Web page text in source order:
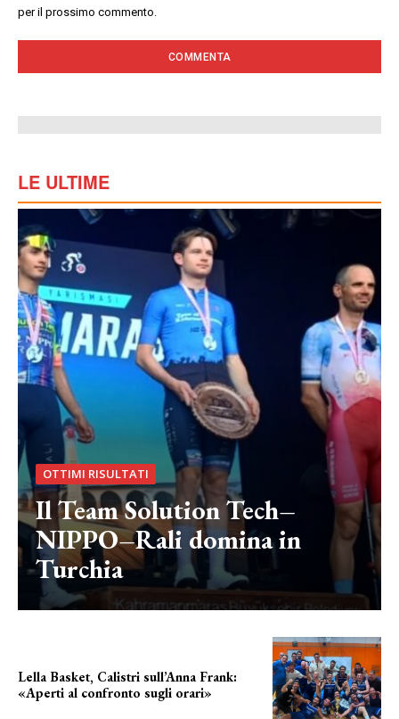
per il prossimo commento.
LE ULTIME
OTTIMI RISULTATI
Il Team Solution Tech–
NIPPO–Rali domina in
Turchia
Lella Basket, Calistri sull’Anna Frank:
«Aperti al confronto sugli orari»